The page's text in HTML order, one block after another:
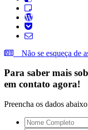
Não se esqueça de
Para saber mais
em contato agora!
Preencha os dados